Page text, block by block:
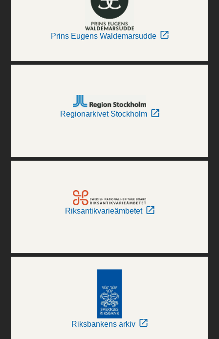
Prins Eugens Waldemarsudde
Regionarkivet Stockholm
Riksantikvarieämbetet
Riksbankens arkiv